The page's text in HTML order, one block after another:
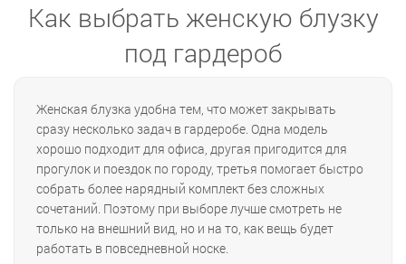
Как выбрать женскую блузку
под гардероб
Женская блузка удобна тем, что может закрывать
сразу несколько задач в гардеробе. Одна модель
хорошо подходит для офиса, другая пригодится для
прогулок и поездок по городу, третья помогает быстро
собрать более нарядный комплект без сложных
сочетаний. Поэтому при выборе лучше смотреть не
только на внешний вид, но и на то, как вещь будет
работать в повседневной носке.